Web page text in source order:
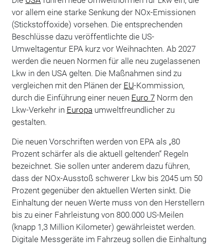
vor allem eine starke Senkung der NOx-Emissionen
(Stickstoffoxide) vorsehen. Die entsprechenden
Beschlüsse dazu veröffentlichte die US-
Umweltagentur EPA kurz vor Weihnachten. Ab 2027
werden die neuen Normen für alle neu zugelassenen
Lkw in den USA gelten. Die Maßnahmen sind zu
vergleichen mit den Plänen der EU-Kommission,
durch die Einführung einer neuen Euro 7Norm den
Lkw-Verkehr in Europa umweltfreundlicher zu
gestalten.
Die neuen Vorschriften werden von EPA als „80
Prozent schärfer als die aktuell geltenden“ Regeln
bezeichnet. Sie sollen unter anderem dazu führen,
dass der NOx-Ausstoß schwerer Lkw bis 2045 um 50
Prozent gegenüber den aktuellen Werten sinkt. Die
Einhaltung der neuen Werte muss von den Herstellern
bis zu einer Fahrleistung von 800.000 US-Meilen
(knapp 1,3 Million Kilometer) gewährleistet werden.
Digitale Messgeräte im Fahrzeug sollen die Einhaltung